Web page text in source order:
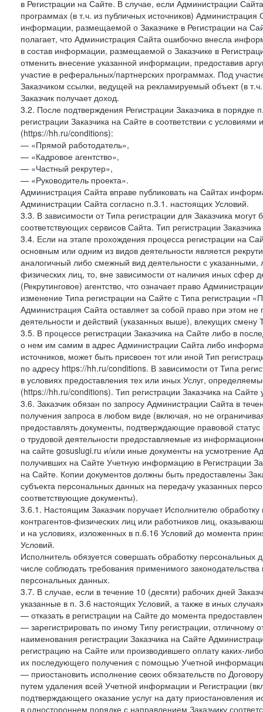
в Регистрации на Сайте. В случае, если Администрации
программах (в т.ч. из публичных источников)
информации, размещаемой о Заказчике в Регистрации на
полагает, что Администрация Сайта ошибочно внесла
в состав информации, размещаемой о Заказчике в
отменить внесение указанной информации, предоставив
участие в реферальных/партнерских программах. Под
Заказчиком ссылки, ведущей на рекламируемый объект (в
Заказчик получает доход.
3.2. После подтверждения Регистрации Заказчика в
регистрации Заказчика на Сайте в соответствии с
(https://hh.ru/conditions):
— «Прямой работодатель»,
— «Кадровое агентство»,
— «Частный рекрутер»,
— «Руководитель проекта».
Администрация Сайта вправе публиковать на Сайтах
Администрации Сайта согласно п.3.1. настоящих Условий.
3.3. В зависимости от Типа регистрации для Заказчика
соответствующих сервисов Сайта. Тип регистрации
3.4. Если на этапе прохождения процесса регистрации на
основным или одним из видов деятельности является
аналогичный либо смежный вид деятельности с
физических лиц, то, вне зависимости от наличия иных сфер
(Рекрутинговое) агентство, что означает право
изменение Типа регистрации на Сайте с Типа регистрации
Администрация Сайта оставляет за собой право при этом не
деятельности и действий (указанных выше), влекущих смену
3.5. В процессе регистрации Заказчика на Сайте либо в
о нем им самим в адрес Администрации Сайта либо
источников, может быть присвоен тот или иной Тип
по адресу https://hh.ru/conditions. В зависимости от Типа
в условиях предоставления тех или иных Услуг,
(https://hh.ru/conditions). Тип регистрации Заказчика на
3.6. Заказчик обязан по запросу Администрации Сайта в
получения запроса в любом виде (включая, но не
предоставлять документы, подтверждающие правовой
о трудовой деятельности предоставляемые из
на сайте gosuslugi.ru и/или иные документы на усмотрение
получивших на Сайте Учетную информацию в Регистрации
на Сайте. Копии документов должны быть предоставлены
субъекта персональных данных на передачу указанных
соответствующие документы).
3.6.1. Настоящим Заказчик поручает Исполнителю
контрагентов-физических лиц или работников лиц,
и на условиях, изложенных в п.6.16 Условий до момента
Условий.
Исполнитель обязуется совершать обработку
числе соблюдать требования применимого
персональных данных.
3.7. В случае, если в течение 10 (десяти) рабочих дней
указанные в п. 3.6 настоящих Условий, а также в иных
— отказать в регистрации на Сайте до момента
— зарегистрировать по иному Типу регистрации, отличному
наименования регистрации Заказчика на Сайте
регистрацию на Сайте или производившего оплату каких-
их последующего получения с помощью Учетной
— приостановить исполнение своих обязательств по
путем удаления всей Учетной информации и Регистрации
подтверждающего оказание услуг на дату приостановления
в одностороннем порядке с направлением Заказчику